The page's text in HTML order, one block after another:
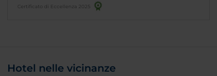
Certificato di Eccellenza 2025
Hotel nelle vicinanze